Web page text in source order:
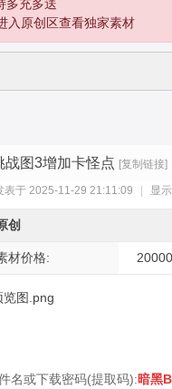
多充多送
入原创区查看独家素材
战图3增加卡怪点 [复制链接]
表于 2025-11-29 21:11:09 显
创
材价格:
名或下载密码(提取码):暗黑